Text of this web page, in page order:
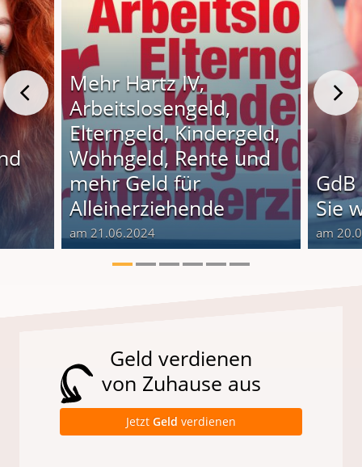
Mehr Hartz IV,
Arbeitslosengeld,
Elterngeld, Kindergeld,
Wohngeld, Rente und
mehr Geld für
Alleinerziehende
am 21.06.2024
Sie
am
Geld verdienen
von Zuhause aus
Jetzt Geld verdienen